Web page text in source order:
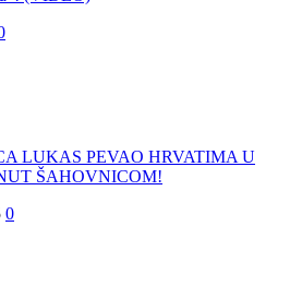
LUKAS PEVAO HRVATIMA U
ŠAHOVNICOM!
0